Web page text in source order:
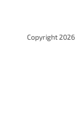
Copyright 2026